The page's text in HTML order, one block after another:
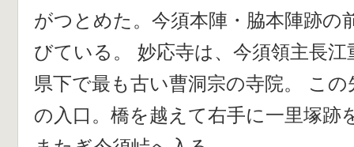
がつとめた。今須本陣・脇本陣跡の
びている。 妙応寺は、今須領主長
県下で最も古い曹洞宗の寺院。 こ
の入口。橋を越えて右手に一里塚跡